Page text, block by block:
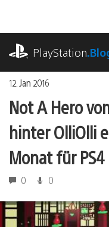
springen
PlayStation
12. Jan 2016
Not A Hero
hinter OlliOlli
Monat für PS4
0 0